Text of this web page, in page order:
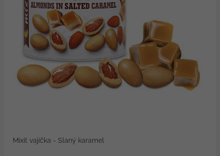
Mixit vajíčka - Slaný karamel